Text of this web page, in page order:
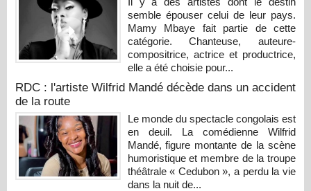
semble épouser celui de leur pays.
Mamy Mbaye fait partie de cette
catégorie. Chanteuse, auteure-
compositrice, actrice et productrice,
elle a été choisie pour...
RDC : l'artiste Wilfrid Mandé décède dans un accident
de la route
Le monde du spectacle congolais est
en deuil. La comédienne Wilfrid
Mandé, figure montante de la scène
humoristique et membre de la troupe
théâtrale « Cedubon », a perdu la vie
dans la nuit de...